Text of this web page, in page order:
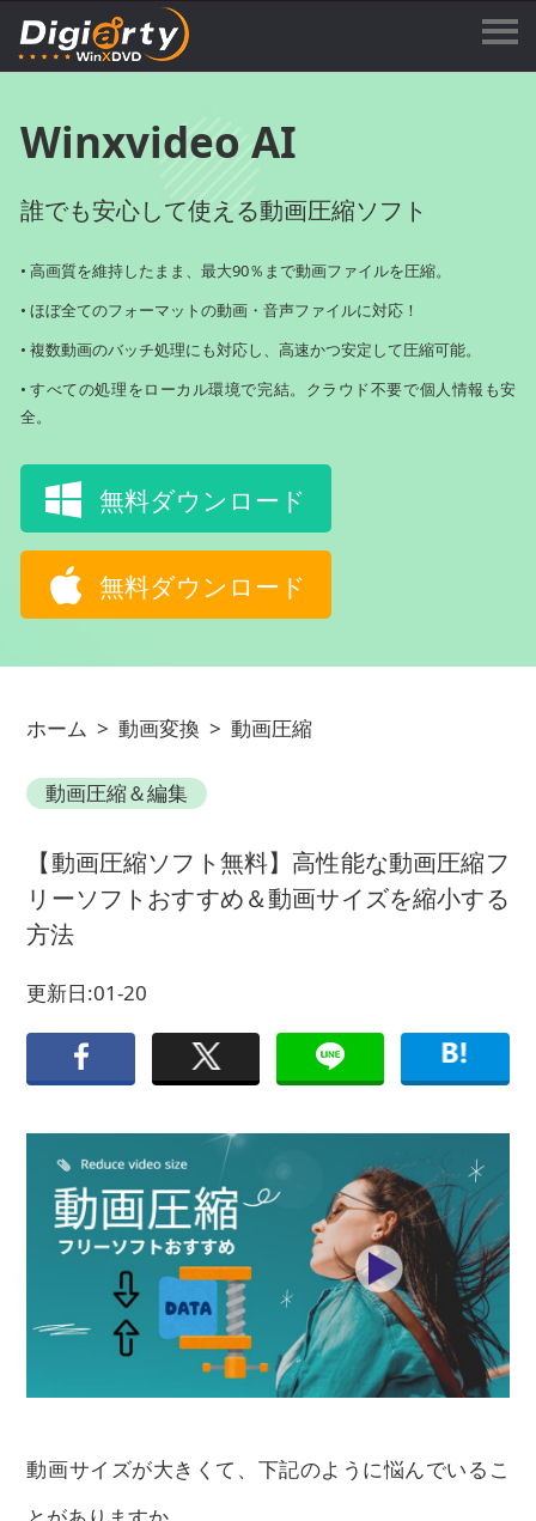
Winxvideo AI
誰でも安心して使える動画圧縮ソフト
• 高画質を維持したまま、最大90％まで動画ファイルを圧縮。
• ほぼ全てのフォーマットの動画・音声ファイルに対応！
• 複数動画のバッチ処理にも対応し、高速かつ安定して圧縮可能。
• すべての処理をローカル環境で完結。クラウド不要で個人情報も安
全。
無料ダウンロード
無料ダウンロード
ホーム > 動画変換 > 動画圧縮
動画圧縮＆編集
【動画圧縮ソフト無料】高性能な動画圧縮フ
リーソフトおすすめ＆動画サイズを縮小する
方法
更新日:01-20
動画サイズが大きくて、下記のように悩んでいるこ